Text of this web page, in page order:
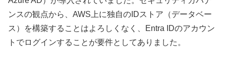
ンスの観点から、AWS上に独自のIDストア（データベー
ス）を構築することはよろしくなく、Entra IDのアカウン
トでログインすることが要件としてありました。